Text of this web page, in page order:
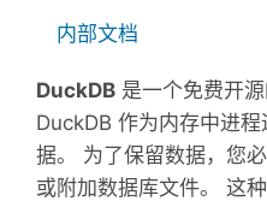
内部文档
DuckDB 是一个免费开
DuckDB 作为内存中进
据。 为了保留数据，您
或附加数据库文件。 这